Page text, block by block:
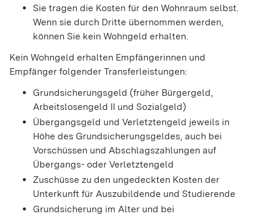
Sie tragen die Kosten für den Wohnraum selbst.
Wenn sie durch Dritte übernommen werden,
können Sie kein Wohngeld erhalten.
Kein Wohngeld erhalten Empfängerinnen und
Empfänger folgender Transferleistungen:
Grundsicherungsgeld (früher Bürgergeld,
Arbeitslosengeld II und Sozialgeld)
Übergangsgeld und Verletztengeld jeweils in
Höhe des Grundsicherungsgeldes, auch bei
Vorschüssen und Abschlagszahlungen auf
Übergangs- oder Verletztengeld
Zuschüsse zu den ungedeckten Kosten der
Unterkunft für Auszubildende und Studierende
Grundsicherung im Alter und bei